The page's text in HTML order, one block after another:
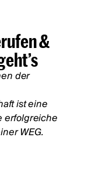
&
der
ist eine
erfolgreiche
WEG.